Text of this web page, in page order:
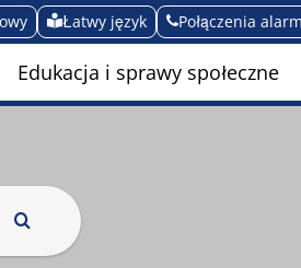
Łatwy język Połączenia
Edukacja i sprawy społeczne